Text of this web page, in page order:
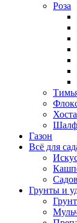
Роза
Хоста
Газон
Всё для
Грунты и
Грунт